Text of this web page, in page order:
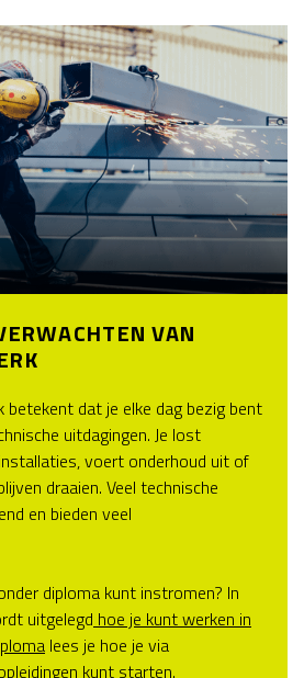
VAN
betekent dat je elke dag bezig bent
uitdagingen. Je lost
voert onderhoud uit of
draaien. Veel technische
en bieden veel
diploma kunt instromen? In
uitgelegd hoe je kunt werken in
lees je hoe je via
kunt starten.